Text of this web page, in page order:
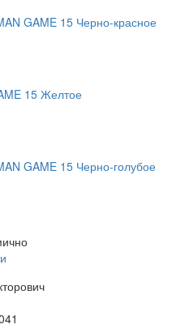
GAME 15 Черно-красное
15 Желтое
GAME 15 Черно-голубое